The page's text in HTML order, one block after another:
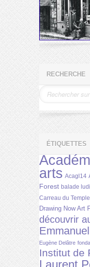
RECHERCHE
ÉTIQUETTES
arts Acagl14
Forest balade
Carreau du Temple
Drawing Now Art
découvrir
Eugène Delâtre
Institut de
Laurent